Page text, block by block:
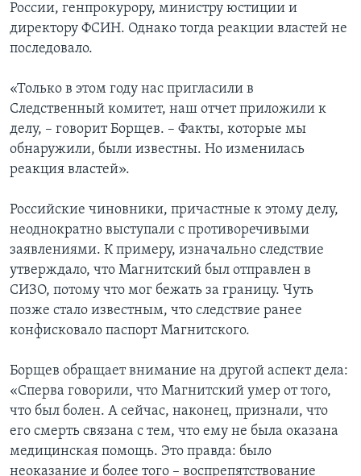
России, генпрокурору, министру юстиции и
директору ФСИН. Однако тогда реакции властей не
последовало.
«Только в этом году нас пригласили в
Следственный комитет, наш отчет приложили к
делу, – говорит Борщев. – Факты, которые мы
обнаружили, были известны. Но изменилась
реакция властей».
Российские чиновники, причастные к этому делу,
неоднократно выступали с противоречивыми
заявлениями. К примеру, изначально следствие
утверждало, что Магнитский был отправлен в
СИЗО, потому что мог бежать за границу. Чуть
позже стало известным, что следствие ранее
конфисковало паспорт Магнитского.
Борщев обращает внимание на другой аспект дела:
«Сперва говорили, что Магнитский умер от того,
что был болен. А сейчас, наконец, признали, что
его смерть связана с тем, что ему не была оказана
медицинская помощь. Это правда: было
неоказание и более того – воспрепятствование